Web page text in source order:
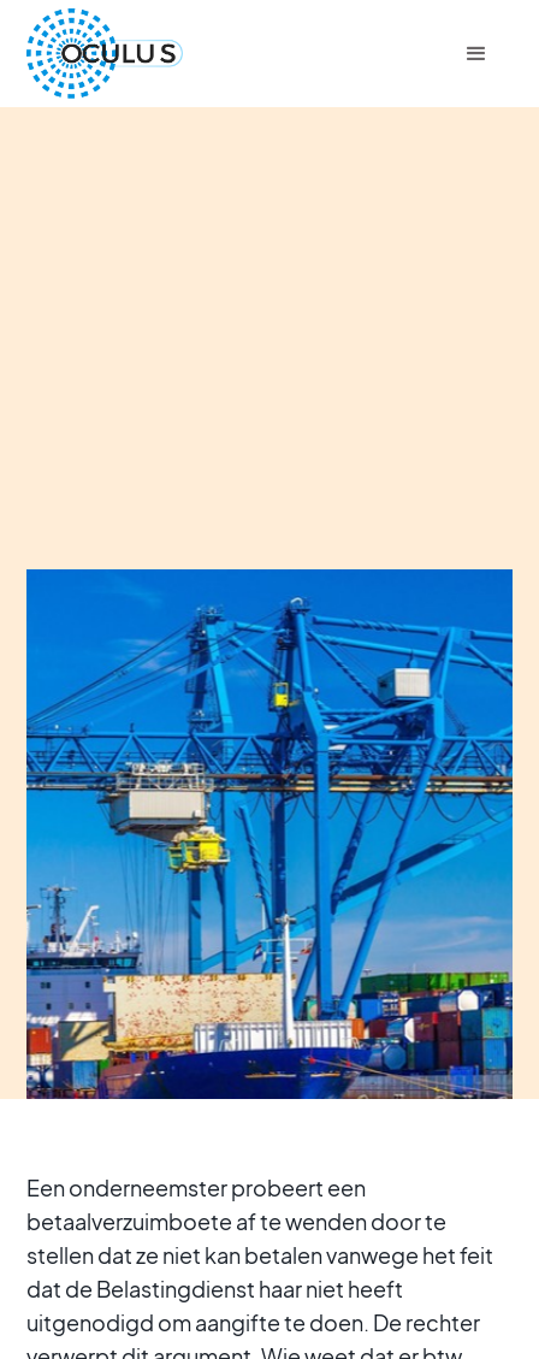
Een onderneemster probeert een
betaalverzuimboete af te wenden door te
stellen dat ze niet kan betalen vanwege het feit
dat de Belastingdienst haar niet heeft
uitgenodigd om aangifte te doen. De rechter